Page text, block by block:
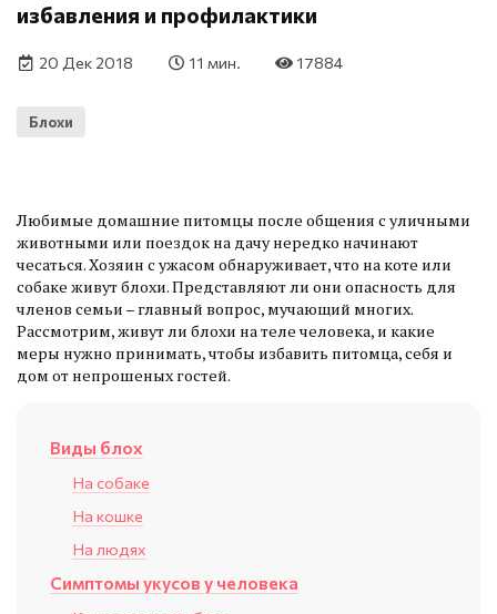
избавления и профилактики
20 Дек 2018 11 мин. 17884
Блохи
Любимые домашние питомцы после общения с уличными
животными или поездок на дачу нередко начинают
чесаться. Хозяин с ужасом обнаруживает, что на коте или
собаке живут блохи. Представляют ли они опасность для
членов семьи – главный вопрос, мучающий многих.
Рассмотрим, живут ли блохи на теле человека, и какие
меры нужно принимать, чтобы избавить питомца, себя и
дом от непрошеных гостей.
Виды блох
На собаке
На кошке
На людях
Симптомы укусов у человека